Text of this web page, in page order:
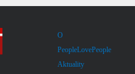
O
PeopleLovePeople
Aktuality